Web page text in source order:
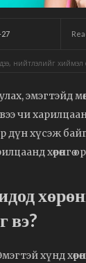
27
нийтлэлийг хиймэл
эмэгтэйд
чи
дүн хүсэж
вэ?
хүнд